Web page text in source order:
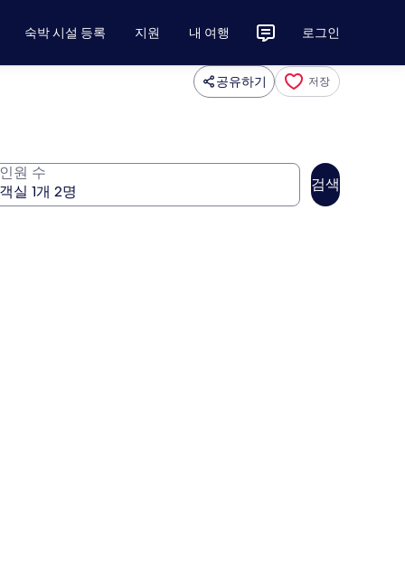
숙박 시설 등록 지원 내 여행 로그인
공유하기 저장
인원 수
검색